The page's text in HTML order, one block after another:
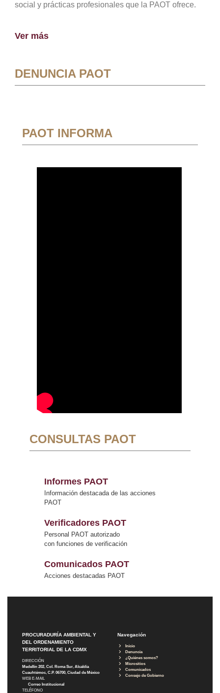
social y prácticas profesionales que la PAOT ofrece.
Ver más
DENUNCIA PAOT
PAOT INFORMA
CONSULTAS PAOT
Informes PAOT
Información destacada de las acciones
PAOT
Verificadores PAOT
Personal PAOT autorizado
con funciones de verificación
Comunicados PAOT
Acciones destacadas PAOT
PROCURADURÍA AMBIENTAL Y
DEL ORDENAMIENTO
TERRITORIAL DE LA CDMX
DIRECCIÓN
Medellín 202, Col. Roma Sur, Alcaldía
Cuauhtémoc, C.P. 06700, Ciudad de México
WEB E-MAIL
Correo Institucional
TELÉFONO
Navegación
Inicio
Denuncia
¿Quiénes somos?
Micrositios
Comunicados
Consejo de Gobierno